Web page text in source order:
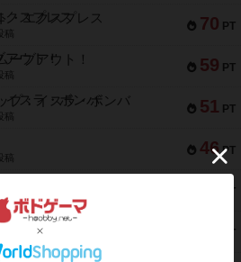
70 PT
・エクスプレス
稿
59 PT
ーブアウト！
稿
51 PT
プ：イスラ・ボンバ
稿
46 PT
稿
PT
稿
PT
稿